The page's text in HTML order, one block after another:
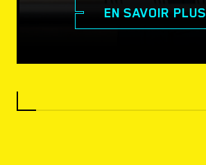
EN SAVOIR PLUS